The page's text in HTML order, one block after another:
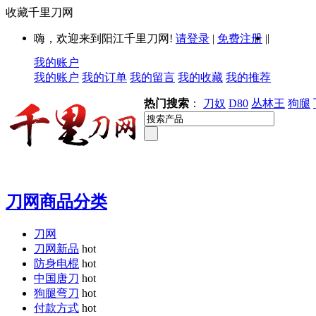
收藏千里刀网
嗨，欢迎来到阳江千里刀网! 请登录 | 免费注册 ||
我的账户
我的账户 我的订单 我的留言 我的收藏 我的推荐
热门搜索 ： 刀奴 D80 丛林王 狗腿
刀网商品分类
刀网
刀网新品 hot
防身电棍 hot
中国唐刀 hot
狗腿弯刀 hot
付款方式 hot